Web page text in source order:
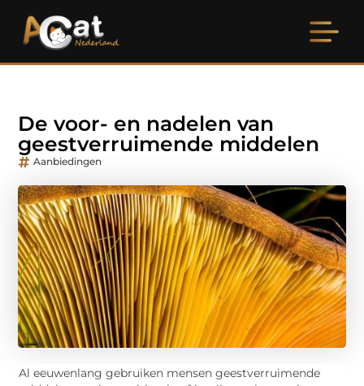
De voor- en nadelen van
geestverruimende middelen
Aanbiedingen
Al eeuwenlang gebruiken mensen geestverruimende